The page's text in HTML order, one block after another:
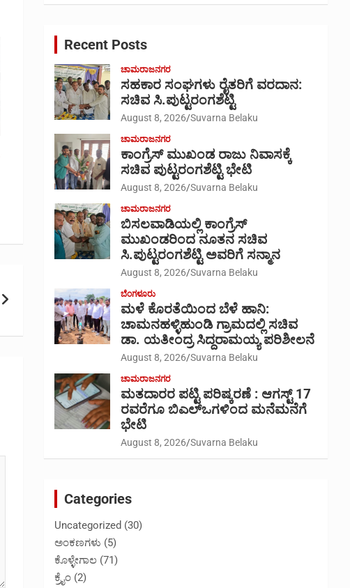
Recent Posts
ಚಾಮರಾಜನಗರ
ಸಹಕಾರ ಸಂಘಗಳು ರೈತರಿಗೆ ವರದಾನ:
ಸಚಿವ ಸಿ.ಪುಟ್ಟರಂಗಶೆಟ್ಟಿ
August 8, 2026 Suvarna Belaku
ಚಾಮರಾಜನಗರ
ಕಾಂಗ್ರೆಸ್ ಮುಖಂಡ ರಾಜು ನಿವಾಸಕ್ಕೆ
ಸಚಿವ ಪುಟ್ಟರಂಗಶೆಟ್ಟಿ ಭೇಟಿ
August 8, 2026 Suvarna Belaku
ಚಾಮರಾಜನಗರ
ಬಿಸಲವಾಡಿಯಲ್ಲಿ ಕಾಂಗ್ರೆಸ್
ಮುಖಂಡರಿಂದ ನೂತನ ಸಚಿವ
ಸಿ.ಪುಟ್ಟರಂಗಶೆಟ್ಟಿ ಅವರಿಗೆ ಸನ್ಮಾನ
August 8, 2026 Suvarna Belaku
ಬೆಂಗಳೂರು
ಮಳೆ ಕೊರತೆಯಿಂದ ಬೆಳೆ ಹಾನಿ:
ಚಾಮನಹಳ್ಳಿಹುಂಡಿ ಗ್ರಾಮದಲ್ಲಿ ಸಚಿವ
ಡಾ. ಯತೀಂದ್ರ ಸಿದ್ದರಾಮಯ್ಯ ಪರಿಶೀಲನೆ
August 8, 2026 Suvarna Belaku
ಚಾಮರಾಜನಗರ
ಮತದಾರರ ಪಟ್ಟಿ ಪರಿಷ್ಕರಣೆ : ಆಗಸ್ಟ್ 17
ರವರೆಗೂ ಬಿಎಲ್‍ಒಗಳಿಂದ ಮನೆಮನೆಗೆ
ಭೇಟಿ
August 8, 2026 Suvarna Belaku
Categories
Uncategorized (30)
ಅಂಕಣಗಳು (5)
ಕೊಳ್ಳೇಗಾಲ (71)
ಕ್ರೈಂ (2)